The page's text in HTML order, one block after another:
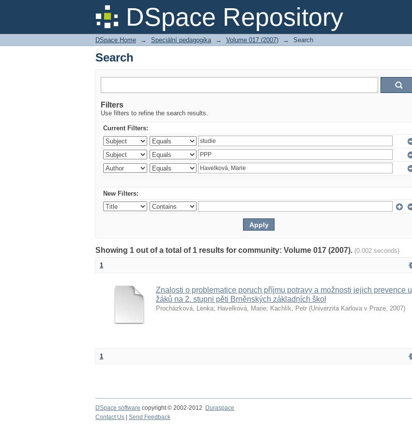
DSpace Repository
Search
DSpace Home → Speciální pedagogika → Volume 017 (2007) → Search
Search
Filters
Use filters to refine the search results.
Current Filters:
New Filters:
Showing 1 out of a total of 1 results for community: Volume 017 (2007). (0.002 seconds)
1
Znalosti o problematice poruch příjmu potravy a možnosti jejich prevence u
žáků na 2. stupni pěti Brněnských základních škol
Procházková, Lenka; Havelková, Marie; Kachlík, Petr (Univerzita Karlova v Praze, 2007)
1
DSpace software copyright © 2002-2012 Duraspace
Contact Us
Send Feedback